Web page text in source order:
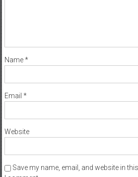
Name*
Email *
Website
Save my name, email, and website in